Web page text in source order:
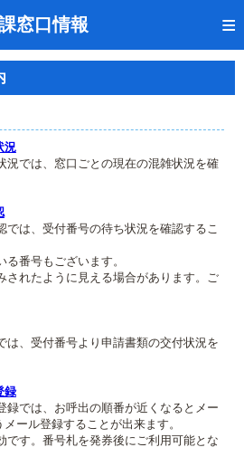
窓口情報
認
登録
況
では、窓口ごとの現在の混雑状況を確
は、受付番号の待ち状況を確認するこ
番号もございます。
れたように見える場合があります。ご
、受付番号より申請書類の交付状況を
録
では、お呼出の順番が近くなるとメー
ール登録することが出来ます。
す。番号札を発券後にご利用可能とな